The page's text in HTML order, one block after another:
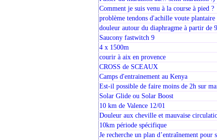
Comment je suis venu à la course à pied ?
problème tendons d'achille voute plantaire
douleur autour du diaphragme à partir de
Saucony fastwitch 9
4 x 1500m
courir à aix en provence
CROSS de SCEAUX
Camps d'entrainement au Kenya
Est-il possible de faire moins de 2h sur
Solar Glide ou Solar Boost
10 km de Valence 12/01
Douleur aux cheville et mauvaise
10km période spécifique
Je recherche un plan d’entraînement pour